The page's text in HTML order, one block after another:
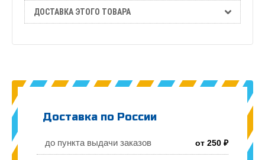
ДОСТАВКА ЭТОГО ТОВАРА
Доставка по России
до пункта выдачи заказов от 250 ₽